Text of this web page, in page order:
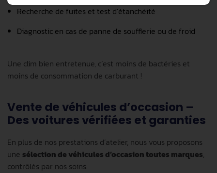
Recherche de fuites et test d’étanchéité
Diagnostic en cas de panne de soufflerie ou de froid
Une clim bien entretenue, c’est moins de bactéries et
moins de consommation de carburant !
Vente de véhicules d’occasion –
Des voitures vérifiées et garanties
En plus de nos prestations d’atelier, nous vous proposons
une sélection de véhicules d’occasion toutes marques,
contrôlés par nos soins.